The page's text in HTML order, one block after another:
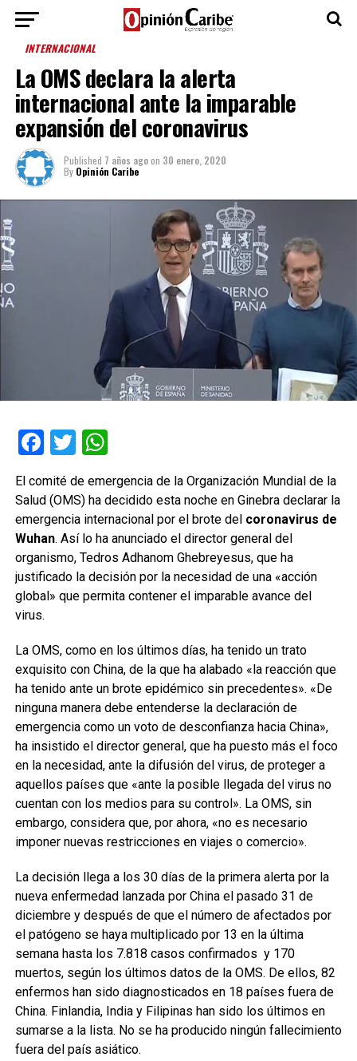
INTERNACIONAL
La OMS declara la alerta
internacional ante la imparable
expansión del coronavirus
Published 7 años agoon 30 enero, 2020
By Opinión Caribe
Facebook
TwitterWhatsApp
El comité de emergencia de la Organización Mundial de la
Salud (OMS) ha decidido esta noche en Ginebra declarar la
emergencia internacional por el brote del coronavirus de
Wuhan. Así lo ha anunciado el director general del
organismo, Tedros Adhanom Ghebreyesus, que ha
justificado la decisión por la necesidad de una «acción
global» que permita contener el imparable avance del
virus.
La OMS, como en los últimos días, ha tenido un trato
exquisito con China, de la que ha alabado «la reacción que
ha tenido ante un brote epidémico sin precedentes». «De
ninguna manera debe entenderse la declaración de
emergencia como un voto de desconfianza hacia China»,
ha insistido el director general, que ha puesto más el foco
en la necesidad, ante la difusión del virus, de proteger a
aquellos países que «ante la posible llegada del virus no
cuentan con los medios para su control». La OMS, sin
embargo, considera que, por ahora, «no es necesario
imponer nuevas restricciones en viajes o comercio».
La decisión llega a los 30 días de la primera alerta por la
nueva enfermedad lanzada por China el pasado 31 de
diciembre y después de que el número de afectados por
el patógeno se haya multiplicado por 13 en la última
semana hasta los 7.818 casos confirmados y 170
muertos, según los últimos datos de la OMS. De ellos, 82
enfermos han sido diagnosticados en 18 países fuera de
China. Finlandia, India y Filipinas han sido los últimos en
sumarse a la lista. No se ha producido ningún fallecimiento
fuera del país asiático.